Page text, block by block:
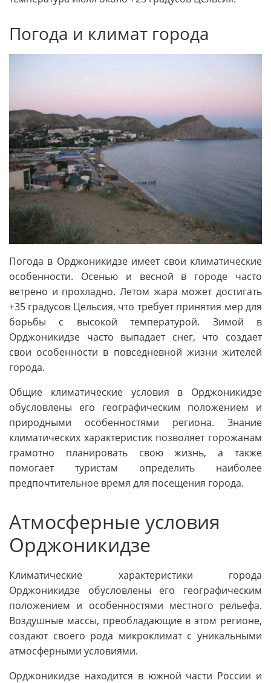
Погода и климат города
Погода в Орджоникидзе имеет свои климатические
особенности. Осенью и весной в городе часто
ветрено и прохладно. Летом жара может достигать
+35 градусов Цельсия, что требует принятия мер для
борьбы с высокой температурой. Зимой в
Орджоникидзе часто выпадает снег, что создает
свои особенности в повседневной жизни жителей
города.
Общие климатические условия в Орджоникидзе
обусловлены его географическим положением и
природными особенностями региона. Знание
климатических характеристик позволяет горожанам
грамотно планировать свою жизнь, а также
помогает туристам определить наиболее
предпочтительное время для посещения города.
Атмосферные условия
Орджоникидзе
Климатические характеристики города
Орджоникидзе обусловлены его географическим
положением и особенностями местного рельефа.
Воздушные массы, преобладающие в этом регионе,
создают своего рода микроклимат с уникальными
атмосферными условиями.
Орджоникидзе находится в южной части России и